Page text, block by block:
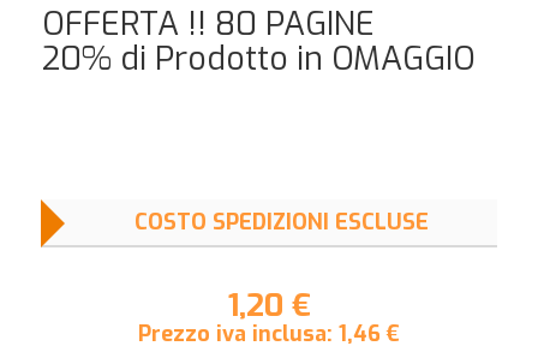
OFFERTA !! 80 PAGINE
20% di Prodotto in OMAGGIO
COSTO SPEDIZIONI ESCLUSE
1,20 €
Prezzo iva inclusa: 1,46€